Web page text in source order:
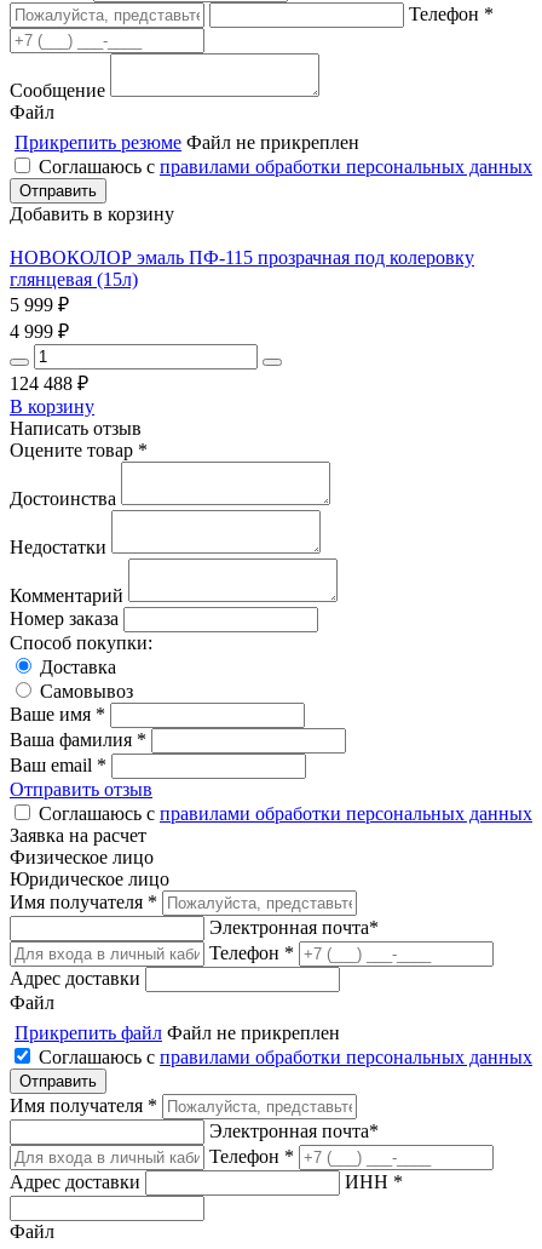
Телефон *
Сообщение
Файл
Прикрепить резюме Файл не прикреплен
Соглашаюсь с правилами обработки персональных данных
Добавить в корзину
НОВОКОЛОР эмаль ПФ-115 прозрачная под колеровку
глянцевая (15л)
5 999 ₽
4 999 ₽
124 488 ₽
В корзину
Написать отзыв
Оцените товар *
Достоинства
Недостатки
Комментарий
Номер заказа
Способ покупки:
Доставка
Самовывоз
Ваше имя *
Ваша фамилия *
Ваш email *
Отправить отзыв
Соглашаюсь с правилами обработки персональных данных
Заявка на расчет
Физическое лицо
Юридическое лицо
Имя получателя *
Электронная почта*
Телефон *
Адрес доставки
Файл
Прикрепить файл Файл не прикреплен
Соглашаюсь с правилами обработки персональных данных
Имя получателя *
Электронная почта*
Телефон *
Адрес доставки
ИНН *
Файл